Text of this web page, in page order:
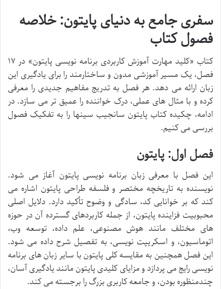
سفری جامع به دنیای پایتون: خلاصه
فصول کتاب
کتاب «کلید مهارت آموزش کاربردی برنامه نویسی پایتون» در ۱۷
فصل، یک مسیر آموزشی مدون و ساختارمند را برای یادگیری این
زبان ارائه می دهد. هر فصل به تدریج مفاهیم جدیدی را معرفی
کرده و با مثال های عملی، درک خواننده را عمیق تر می سازد. در
ادامه، چکیده کتاب پایتون سانجیب سینها را به تفکیک فصول
بررسی می کنیم.
فصل اول: پایتون
این فصل با معرفی زبان برنامه نویسی پایتون آغاز می شود.
نویسنده به تاریخچه مختصر و فلسفه طراحی پایتون اشاره می
کند که بر خوانایی کد، سادگی و وضوح تأکید دارد. دلایل اصلی
محبوبیت فزاینده پایتون، از جمله کاربردهای گسترده آن در حوزه
های مختلف مانند هوش مصنوعی، علم داده، توسعه وب،
اتوماسیون، و اسکریپت نویسی، به تفصیل شرح داده می شود.
این فصل همچنین به مقایسه کلی پایتون با سایر زبان های برنامه
نویسی رایج می پردازد و مزایای کلیدی پایتون مانند یادگیری آسان،
چندمنظوره بودن، و جامعه کاربری بزرگ را برجسته می کند.